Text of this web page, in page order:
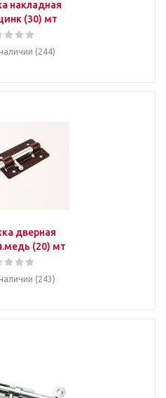
накладная
(30) мт
(244)
дверная
(20) мт
(243)